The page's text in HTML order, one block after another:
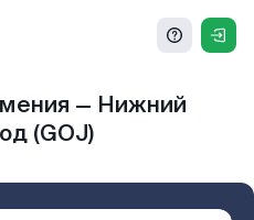
— Нижний
(GOJ)